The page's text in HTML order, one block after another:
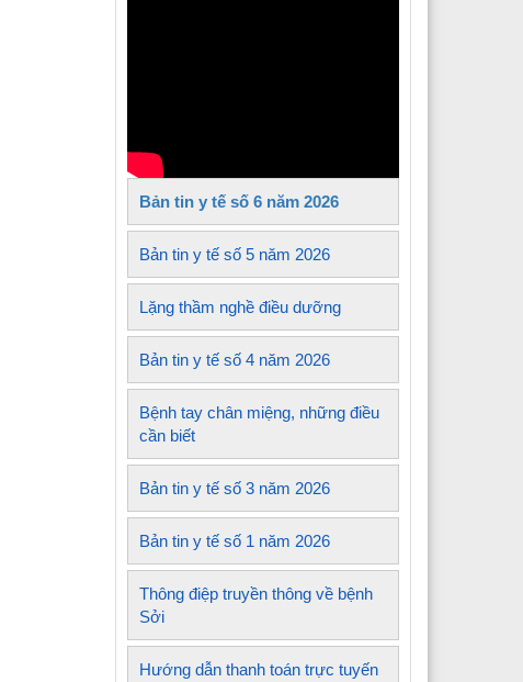
Trạm Y tế xã Nậm Sỏ
Trạm Y tế xã Sin Suối Hồ
Trạm Y tế xã Mường Mô
Trạm Y tế xã Than Uyên
Trạm Y tế xã Mường Khoa
Bản tin y tế số 6 năm 2026
Bản tin y tế số 5 năm 2026
Lặng thầm nghề điều dưỡng
Bản tin y tế số 4 năm 2026
Bệnh tay chân miệng, những điều
cần biết
Bản tin y tế số 3 năm 2026
Bản tin y tế số 1 năm 2026
Thông điệp truyền thông về bệnh
Sởi
Hướng dẫn thanh toán trực tuyến